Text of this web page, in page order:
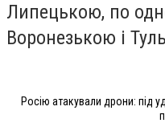
Липецькою, по
Воронезькою і
Росію атакували дрони: під